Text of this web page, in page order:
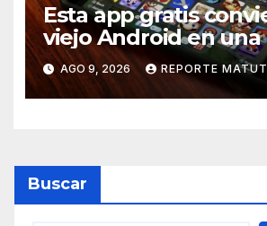
Esta app gratis
viejo Android en una
retro de videojuegos
AGO 9, 2026 REPORTE
Buscar